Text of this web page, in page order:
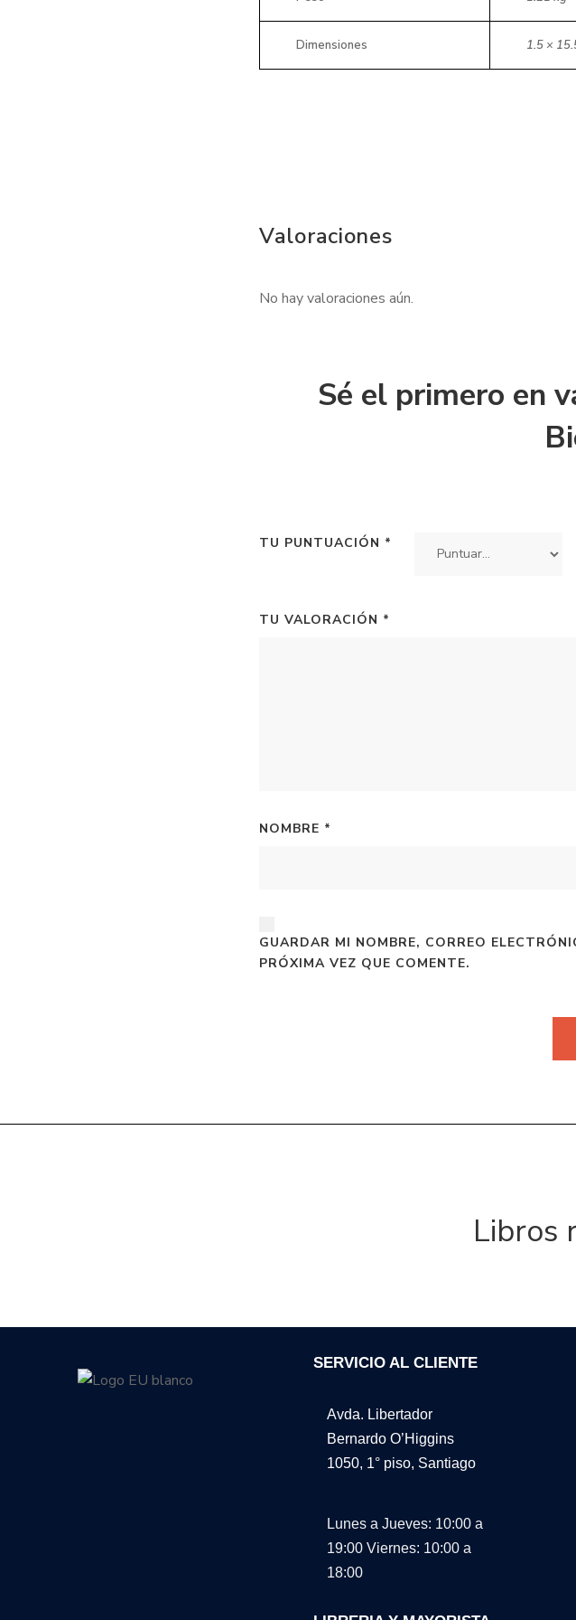
Dimensiones 1.5 ×
Valoraciones
No hay valoraciones aún.
Sé el primero en
TU PUNTUACIÓN *
TU VALORACIÓN *
NOMBRE *
GUARDAR MI NOMBRE, CORREO
PRÓXIMA VEZ QUE COMENTE.
Libros
SERVICIO AL CLIENTE
Avda. Libertador
Bernardo O’Higgins
1050, 1° piso, Santiago
Lunes a Jueves: 10:00 a
19:00 Viernes: 10:00 a
18:00